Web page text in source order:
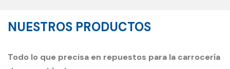
NUESTROS PRODUCTOS
Todo lo que precisa en repuestos para la carrocería